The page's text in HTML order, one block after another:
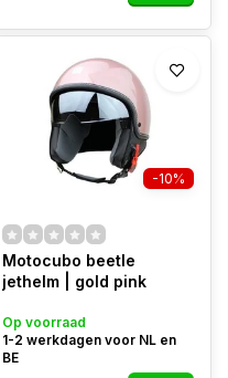
-10%
Motocubo beetle
jethelm | gold pink
Op voorraad
1-2 werkdagen voor NL en
BE